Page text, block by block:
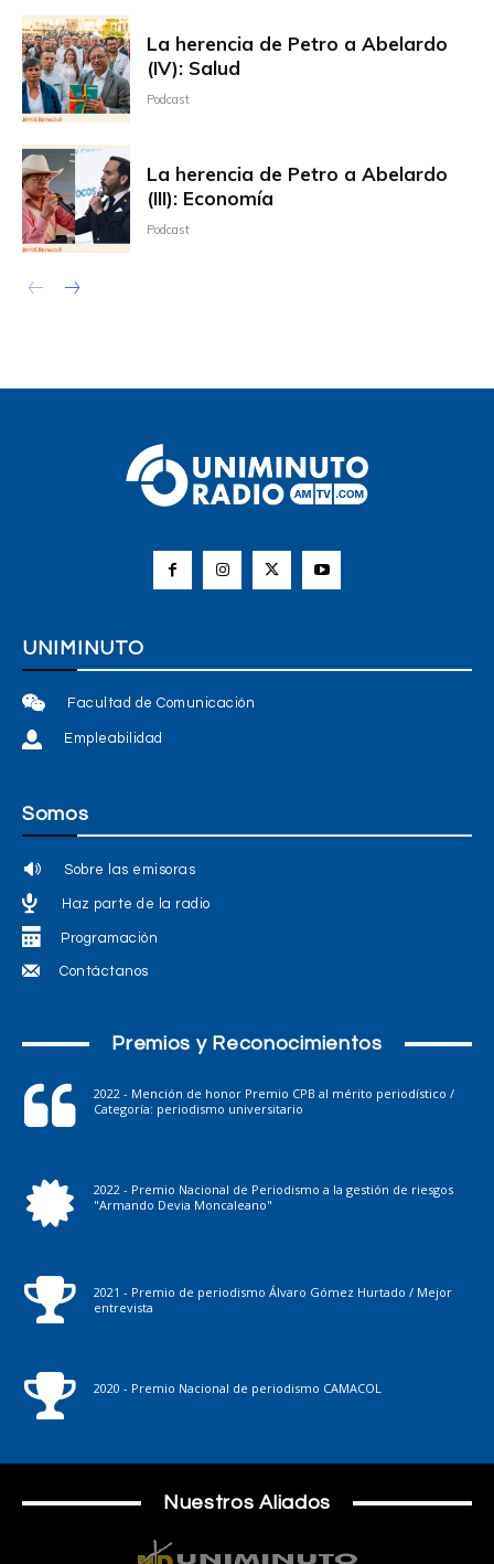
La herencia de Petro a Abelardo
(IV): Salud
Podcast
La herencia de Petro a Abelardo
(III): Economía
Podcast
UNIMINUTO
Facultad de Comunicación
Empleabilidad
Somos
Sobre las emisoras
Haz parte de la radio
Programación
Contáctanos
Premios y Reconocimientos
2022 - Mención de honor Premio CPB al mérito periodístico /
Categoría: periodismo universitario
2022 - Premio Nacional de Periodismo a la gestión de riesgos
"Armando Devia Moncaleano"
2021 - Premio de periodismo Álvaro Gómez Hurtado / Mejor
entrevista
2020 - Premio Nacional de periodismo CAMACOL
Nuestros Aliados